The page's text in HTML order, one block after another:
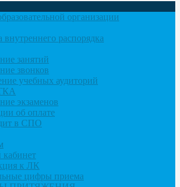
организации
внутреннего распорядка
занятий
звонков
учебных аудиторий
экзаменов
об оплате
в СПО
к ЛК
цифры приема